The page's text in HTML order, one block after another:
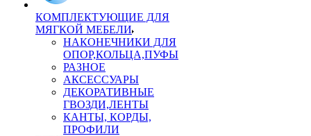
КОМПЛЕКТУЮЩИЕ ДЛЯ
МЯГКОЙ МЕБЕЛИ
НАКОНЕЧНИКИ ДЛЯ
ОПОР,КОЛЬЦА,ПУФЫ
РАЗНОЕ
АКСЕССУАРЫ
ДЕКОРАТИВНЫЕ
ГВОЗДИ,ЛЕНТЫ
КАНТЫ, КОРДЫ,
ПРОФИЛИ